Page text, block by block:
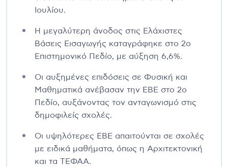
Ιουλίου.
Η μεγαλύτερη άνοδος στις Ελάχιστες
Βάσεις Εισαγωγής καταγράφηκε στο 2ο
Επιστημονικό Πεδίο, με αύξηση 6,6%.
Οι αυξημένες επιδόσεις σε Φυσική και
Μαθηματικά ανέβασαν την ΕΒΕ στο 2ο
Πεδίο, αυξάνοντας τον ανταγωνισμό στις
δημοφιλείς σχολές.
Οι υψηλότερες ΕΒΕ απαιτούνται σε σχολές
με ειδικά μαθήματα, όπως η Αρχιτεκτονική
και τα ΤΕΦΑΑ.